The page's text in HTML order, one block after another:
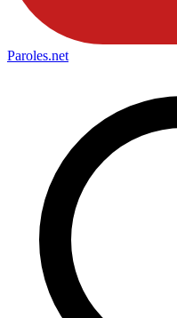
Paroles.net